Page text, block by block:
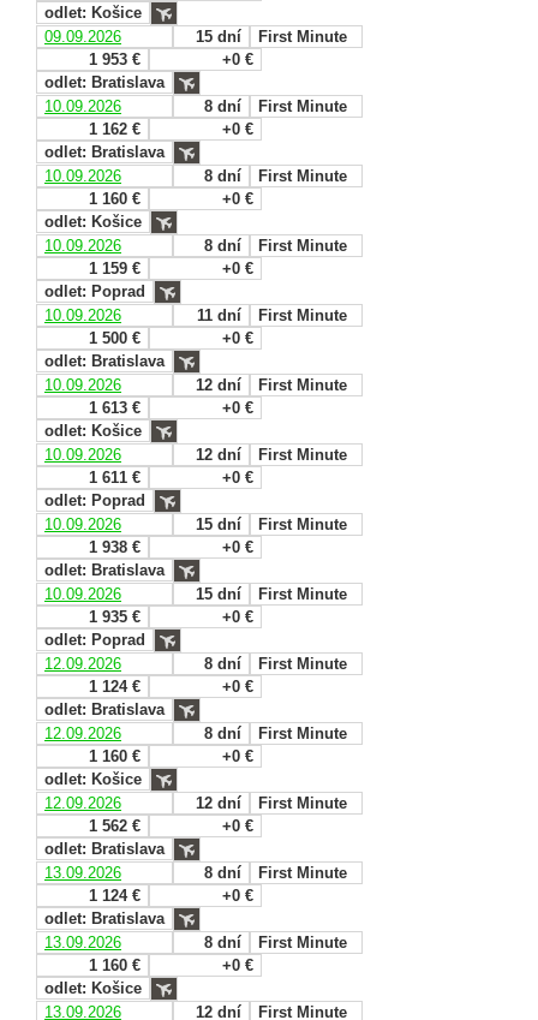
odlet: Košice
09.09.2026
15 dní
First Minute
1 953 €
+0 €
odlet: Bratislava
10.09.2026
8 dní
First Minute
1 162 €
+0 €
odlet: Bratislava
10.09.2026
8 dní
First Minute
1 160 €
+0 €
odlet: Košice
10.09.2026
8 dní
First Minute
1 159 €
+0 €
odlet: Poprad
10.09.2026
11 dní
First Minute
1 500 €
+0 €
odlet: Bratislava
10.09.2026
12 dní
First Minute
1 613 €
+0 €
odlet: Košice
10.09.2026
12 dní
First Minute
1 611 €
+0 €
odlet: Poprad
10.09.2026
15 dní
First Minute
1 938 €
+0 €
odlet: Bratislava
10.09.2026
15 dní
First Minute
1 935 €
+0 €
odlet: Poprad
12.09.2026
8 dní
First Minute
1 124 €
+0 €
odlet: Bratislava
12.09.2026
8 dní
First Minute
1 160 €
+0 €
odlet: Košice
12.09.2026
12 dní
First Minute
1 562 €
+0 €
odlet: Bratislava
13.09.2026
8 dní
First Minute
1 124 €
+0 €
odlet: Bratislava
13.09.2026
8 dní
First Minute
1 160 €
+0 €
odlet: Košice
13.09.2026
12 dní First Minute